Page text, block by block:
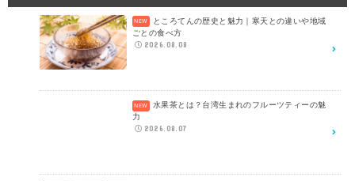
ところてんの歴史と魅力｜寒天との違いや地域
ごとの食べ方
2026.08.08
水果茶とは？台湾生まれのフルーツティーの魅
力
2026.08.07